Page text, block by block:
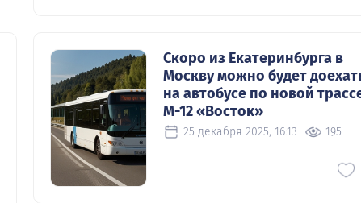
Скоро из Екатеринбурга в
Москву можно будет
на автобусе по новой
М-12 «Восток»
25 декабря 2025, 16:13 195